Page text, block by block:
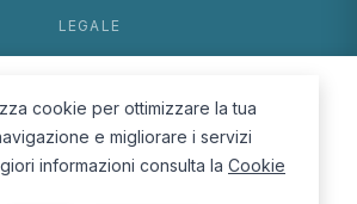
LEGALE
Cookie Policy
cookie per ottimizzare la tua
e migliorare i servizi
informazioni consulta la Cookie